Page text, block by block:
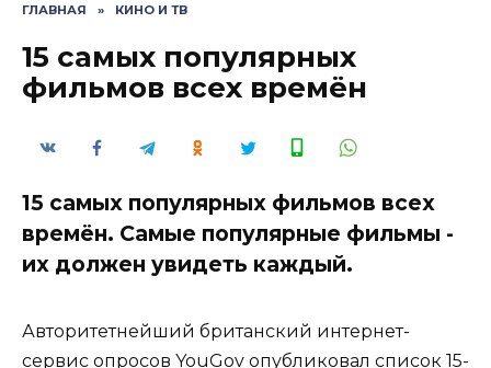
ГЛАВНАЯ » КИНО И ТВ
15 самых популярных
фильмов всех времён
15 самых популярных фильмов всех
времён. Самые популярные фильмы -
их должен увидеть каждый.
Авторитетнейший британский интернет-
сервис опросов YouGov опубликовал список 15-